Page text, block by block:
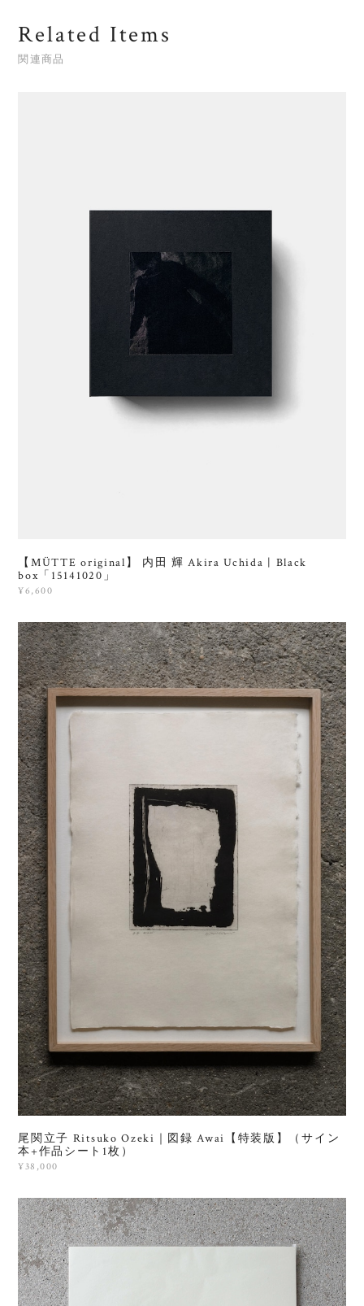
Related Items
関連商品
【MÜTTE original】 内田 輝 Akira Uchida | Black
box「15141020」
¥6,600
尾関立子 Ritsuko Ozeki｜図録 Awai【特装版】（サイン
本+作品シート1枚）
¥38,000